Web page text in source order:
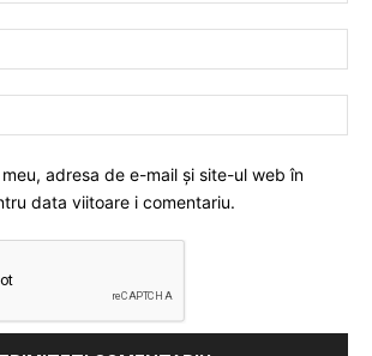
adresa de e-mail și site-ul web în
data viitoare i comentariu.